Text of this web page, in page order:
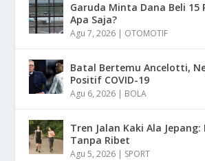
Garuda Minta Dana Beli 15
Apa Saja?
Agu 7, 2026 | OTOMOTIF
Batal Bertemu Ancelotti,
Positif COVID-19
Agu 6, 2026 | BOLA
Tren Jalan Kaki Ala Jepang:
Tanpa Ribet
Agu 5, 2026 | SPORT